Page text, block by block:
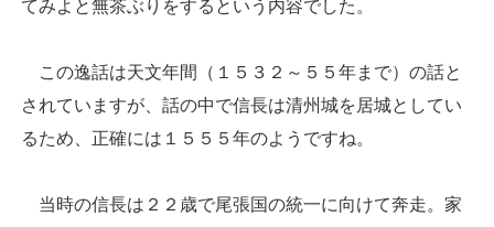
てみよと無茶ぶりをするという内容でした。
この逸話は天文年間（１５３２～５５年まで）の話と
されていますが、話の中で信長は清州城を居城としてい
るため、正確には１５５５年のようですね。
当時の信長は２２歳で尾張国の統一に向けて奔走。家